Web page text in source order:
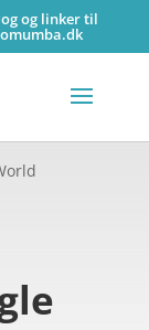
og linker til